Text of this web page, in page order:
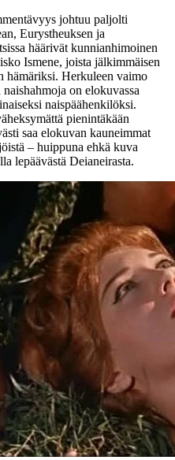
johtuu paljolti
Eurystheuksen ja
häärivät kunnianhimoinen
Ismene, joista jälkimmäisen
hämäriksi. Herkuleen vaimo
on elokuvassa
naispäähenkilöksi.
pienintäkään
saa elokuvan kauneimmat
– huippuna ehkä kuva
lepäävästä Deianeirasta.